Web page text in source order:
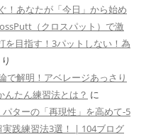
！あなたが「今日」から始め
（クロスパット）で激
を目指す！3パットしない！為
で解明！アベレージあっさり
んたん練習法とは？ に
ターの「再現性」を高めて-5
践練習法3選！ | 104ブログ